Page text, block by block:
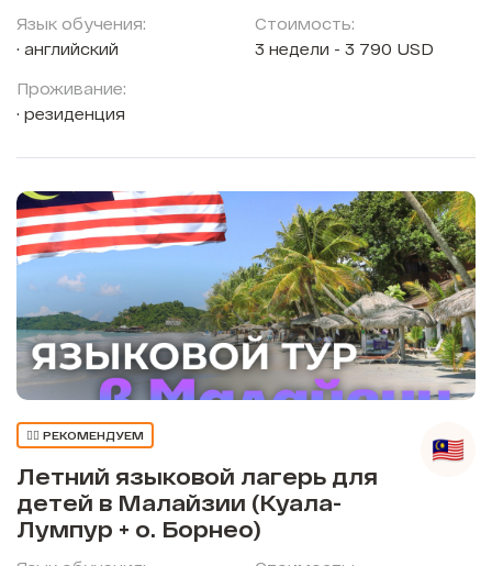
Язык обучения:
английский
Проживание:
резиденция
Стоимость:
3 недели - 3 790 USD
👍🏼 РЕКОМЕНДУЕМ
Летний языковой лагерь для
детей в Малайзии (Куала-
Лумпур + о. Борнео)